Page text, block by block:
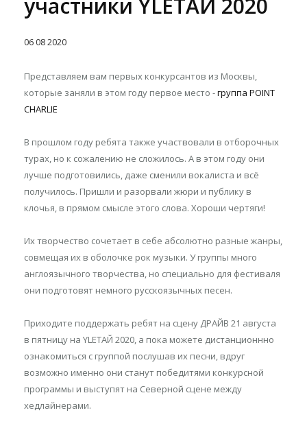
участники YLETAЙ 2020
06082020
Представляем вам первых конкурсантов из Москвы,
которые заняли в этом году первое место -группа POINT
CHARLIE
В прошлом году ребята также участвовали в отборочных
турах, но к сожалению не сложилось. А в этом году они
лучше подготовились, даже сменили вокалиста и всё
получилось. Пришли и разорвали жюри и публику в
клочья, в прямом смысле этого слова. Хороши чертяги!
Их творчество сочетает в себе абсолютно разные жанры,
совмещая их в оболочке рок музыки. У группы много
англоязычного творчества, но специально для фестиваля
они подготовят немного русскоязычных песен.
Приходите поддержать ребят на сцену ДРАЙВ 21 августа
в пятницу на YLETAЙ 2020, а пока можете дистанционнно
ознакомиться с группой послушав их песни, вдруг
возможно именно они станут победитями конкурсной
программы и выступят на Северной сцене между
хедлайнерами.